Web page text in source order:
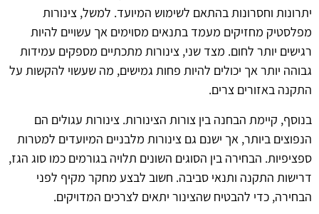
יתרונות וחסרונות בהתאם לשימוש המיועד. למשל, צינורות
מפלסטיק מחזיקים מעמד בתנאים מסוימים אך עשויים להיות
רגישים יותר לחום. מצד שני, צינורות מתכתיים מספקים עמידות
גבוהה יותר אך יכולים להיות פחות גמישים, מה שעשוי להקשות על
התקנה באזורים צרים.
בנוסף, קיימת הבחנה בין צורות הצינורות. צינורות עגולים הם
הנפוצים ביותר, אך ישנם גם צינורות מלבניים המיועדים למטרות
ספציפיות. הבחירה בין הסוגים השונים תלויה בגורמים כמו סוג הגז,
דרישות התקנה ותנאי סביבה. חשוב לבצע מחקר מקיף לפני
הבחירה, כדי להבטיח שהצינור יתאים לצרכים המדויקים.